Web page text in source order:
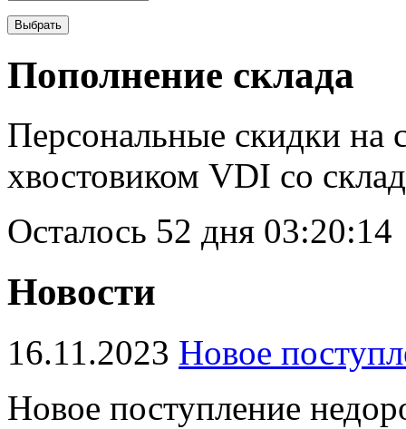
Пополнение склада
Персональные скидки на
хвостовиком VDI со
Осталось 52 дня 03:20:14
Новости
16.11.2023 Новое
Новое поступление